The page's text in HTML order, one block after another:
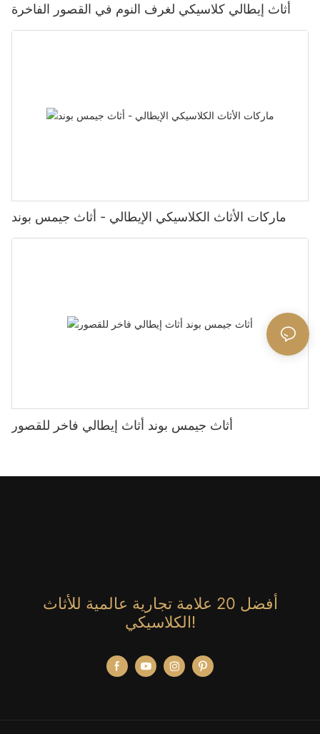
أثاث إيطالي كلاسيكي لغرف النوم في القصور الفاخرة
ماركات الأثاث الكلاسيكي الإيطالي - أثاث جيمس بوند
أثاث جيمس بوند أثاث إيطالي فاخر للقصور
أفضل 20 علامة تجارية عالمية للأثاث
الكلاسيكي!